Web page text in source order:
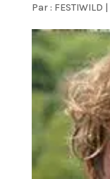
Par : FESTIWILD |